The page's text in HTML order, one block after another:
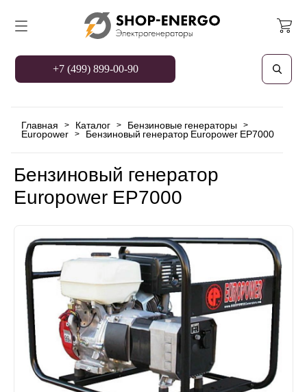
+7 (499) 899-00-90
Главная > Каталог > Бензиновые генераторы >
Europower > Бензиновый генератор Europower EP7000
Бензиновый генератор
Europower EP7000